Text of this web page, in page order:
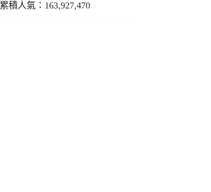
累積人氣：163,927,470